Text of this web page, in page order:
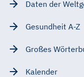
Daten der
Gesundheit A-Z
Großes
Kalender